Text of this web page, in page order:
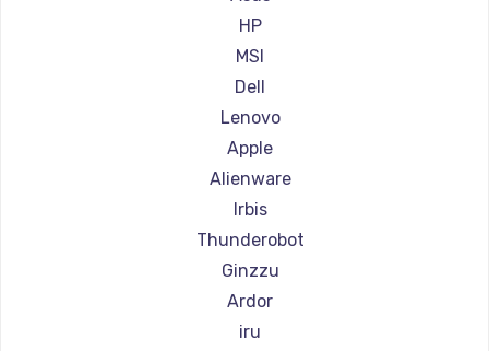
HP
MSI
Dell
Lenovo
Apple
Alienware
Irbis
Thunderobot
Ginzzu
Ardor
iru